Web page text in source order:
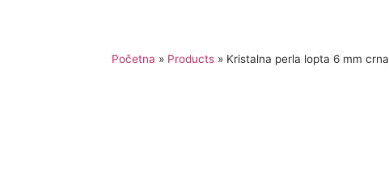
Početna » Products » Kristalna perla lopta 6 mm crna